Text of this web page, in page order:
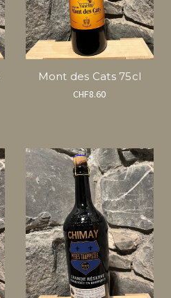
Mont des Cats 75cl
CHF8.60